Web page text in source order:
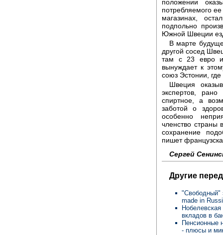
положении
потребляемого
магазинах,
подпольно
Южной Швеции
В марте
другой сосед
там с 23 евро
вынуждает к
союз Эстонии,
Швеция
экспертов,
спиртное, а
заботой о
особенно
членство страны
сохранение
пишет
Сергей
Другие
"Свободный"
made in
вкладов в
Пенсионные
- плюсы и